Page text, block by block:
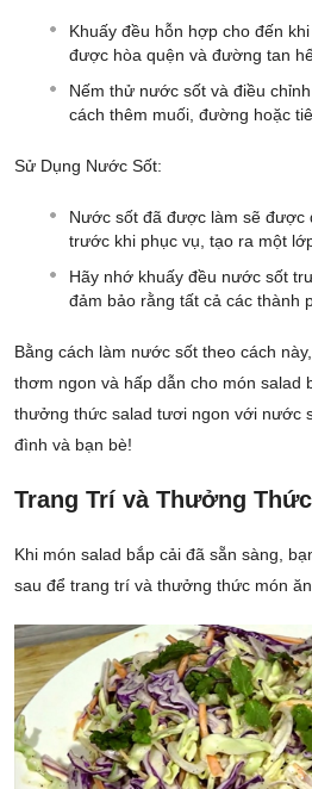
Khuấy đều hỗn hợp cho đến
được hòa quện và đường tan
Nếm thử nước sốt và điều
cách thêm muối, đường hoặc
Sử Dụng Nước Sốt:
Nước sốt đã được làm sẽ được
trước khi phục vụ, tạo ra một
Hãy nhớ khuấy đều nước sốt
đảm bảo rằng tất cả các thành
Bằng cách làm nước sốt theo cách
thơm ngon và hấp dẫn cho món salad
thưởng thức salad tươi ngon với nước
đình và bạn bè!
Trang Trí và Thưởng
Khi món salad bắp cải đã sẵn sàng,
sau để trang trí và thưởng thức món